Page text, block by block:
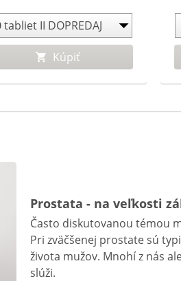
Nedostatok
neprerušovaného
môže potom viesť
rannej únave.
Kúpiť
Prostata - na veľkosti
Často diskutovanou témou
Pri zväčšenej prostate sú
života mužov. Mnohí z nás
slúži.